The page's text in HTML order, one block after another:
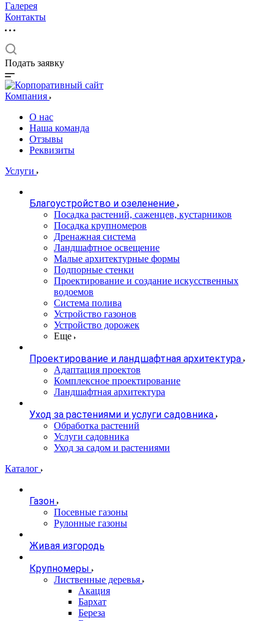
Галерея
Контакты
Подать заявку
Компания
О нас
Наша команда
Отзывы
Реквизиты
Услуги
Благоустройство и озеленение
Посадка растений, саженцев, кустарников
Посадка крупномеров
Дренажная система
Ландшафтное освещение
Малые архитектурные формы
Подпорные стенки
Проектирование и создание искусственных
водоемов
Система полива
Устройство газонов
Устройство дорожек
Еще
Проектирование и ландшафтная архитектура
Адаптация проектов
Комплексное проектирование
Ландшафтная архитектура
Уход за растениями и услуги садовника
Обработка растений
Услуги садовника
Уход за садом и растениями
Каталог
Газон
Посевные газоны
Рулонные газоны
Живая изгородь
Крупномеры
Лиственные деревья
Акация
Бархат
Береза